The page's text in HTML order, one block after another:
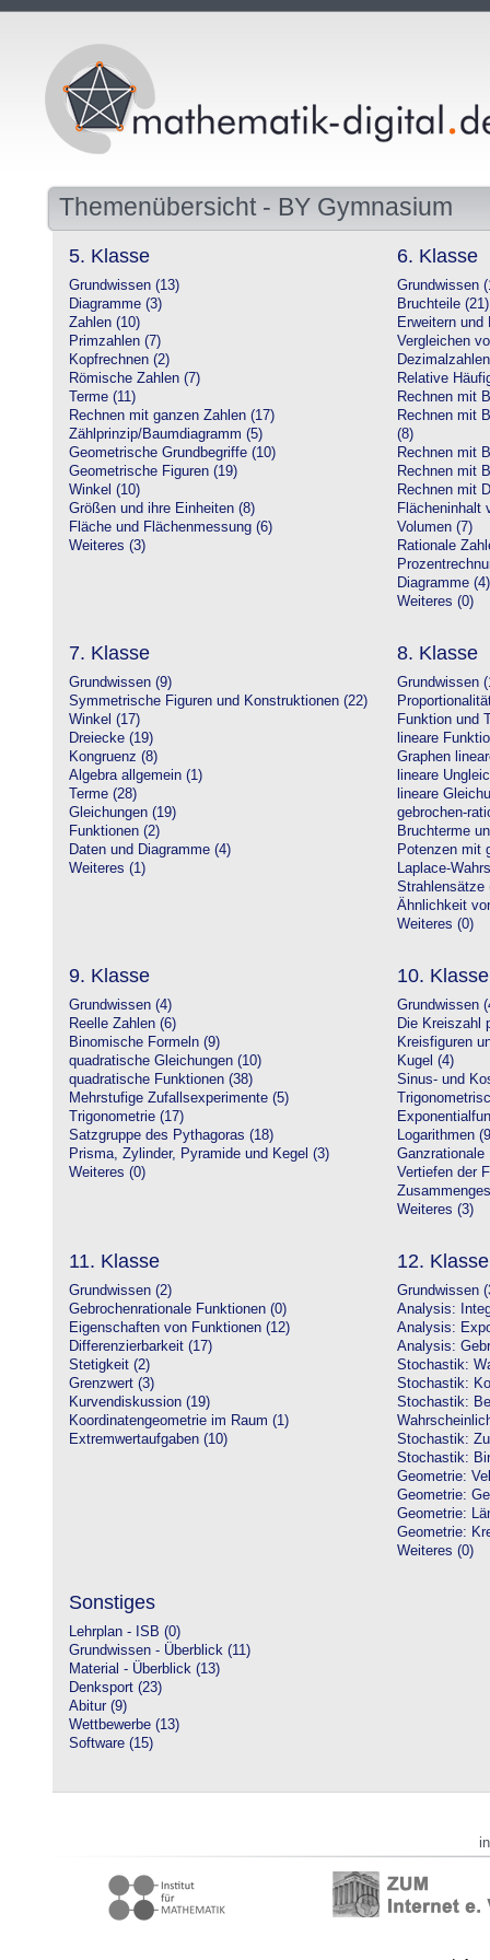
Themenübersicht - BY Gymnasium
5. Klasse
Grundwissen (13)
Diagramme (3)
Zahlen (10)
Primzahlen (7)
Kopfrechnen (2)
Römische Zahlen (7)
Terme (11)
Rechnen mit ganzen Zahlen (17)
Zählprinzip/Baumdiagramm (5)
Geometrische Grundbegriffe (10)
Geometrische Figuren (19)
Winkel (10)
Größen und ihre Einheiten (8)
Fläche und Flächenmessung (6)
Weiteres (3)
6. Klasse
Grundwissen
Bruchteile (21)
Erweitern und
Vergleichen
Relative
Rechnen mit
Rechnen mit
(8)
Rechnen mit
Rechnen mit
Rechnen mit
Flächeninhalt
Volumen (7)
Rationale
Diagramme (4)
Weiteres (0)
7. Klasse
Grundwissen (9)
Symmetrische Figuren und Konstruktionen (22)
Winkel (17)
Dreiecke (19)
Kongruenz (8)
Algebra allgemein (1)
Terme (28)
Gleichungen (19)
Funktionen (2)
Daten und Diagramme (4)
Weiteres (1)
8. Klasse
Grundwissen
Funktion und
lineare
Graphen
lineare
lineare
gebrochen-
Bruchterme
Potenzen mit
Laplace-
Strahlensätze
Ähnlichkeit
Weiteres (0)
9. Klasse
Grundwissen (4)
Reelle Zahlen (6)
Binomische Formeln (9)
quadratische Gleichungen (10)
quadratische Funktionen (38)
Mehrstufige Zufallsexperimente (5)
Trigonometrie (17)
Satzgruppe des Pythagoras (18)
Prisma, Zylinder, Pyramide und Kegel (3)
Weiteres (0)
10. Klasse
Grundwissen
Die Kreiszahl
Kreisfiguren
Kugel (4)
Sinus- und
Logarithmen
Ganzrationale
Vertiefen der
Weiteres (3)
11. Klasse
Grundwissen (2)
Gebrochenrationale Funktionen (0)
Eigenschaften von Funktionen (12)
Differenzierbarkeit (17)
Stetigkeit (2)
Grenzwert (3)
Kurvendiskussion (19)
Koordinatengeometrie im Raum (1)
Extremwertaufgaben (10)
12. Klasse
Grundwissen
Analysis:
Analysis:
Analysis:
Stochastik:
Stochastik:
Stochastik:
Stochastik:
Stochastik:
Geometrie:
Geometrie:
Geometrie:
Geometrie:
Weiteres (0)
Sonstiges
Lehrplan - ISB (0)
Grundwissen - Überblick (11)
Material - Überblick (13)
Denksport (23)
Abitur (9)
Wettbewerbe (13)
Software (15)